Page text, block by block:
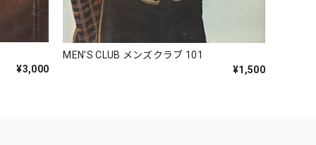
¥3,000
MEN'S CLUB メンズクラブ 101
¥1,500